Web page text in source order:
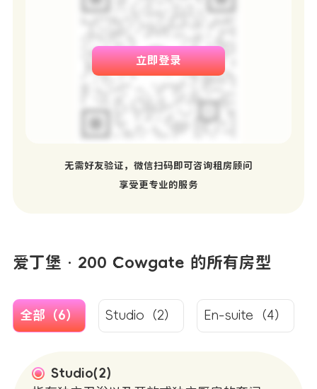
立即登录
无需好友验证，微信扫码即可咨询租房顾问
享受更专业的服务
爱丁堡 · 200 Cowgate 的所有房型
全部（6） Studio（2） En-suite（4）
Studio(2)